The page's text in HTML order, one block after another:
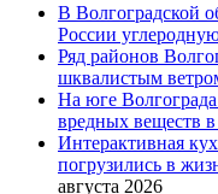
В Волгоградской
России
Ряд районов
шквалистым
На юге
вредных веществ в
Интерактивная
погрузились в
августа 2026